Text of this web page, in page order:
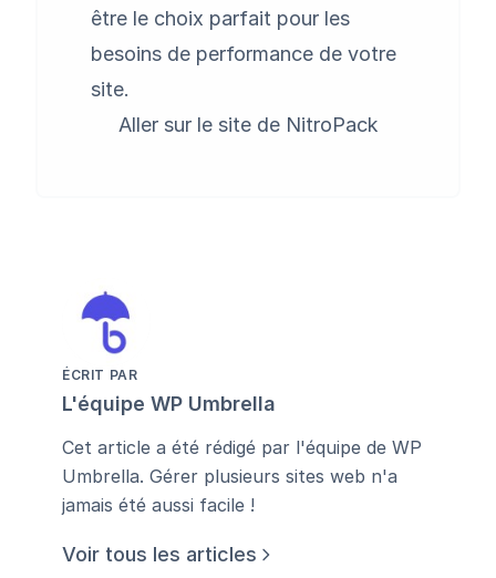
être le choix parfait pour les
besoins de performance de votre
site.
Aller sur le site de NitroPack
ÉCRIT PAR
L'équipe WP Umbrella
Cet article a été rédigé par l'équipe de WP
Umbrella. Gérer plusieurs sites web n'a
jamais été aussi facile !
Voir tous les articles